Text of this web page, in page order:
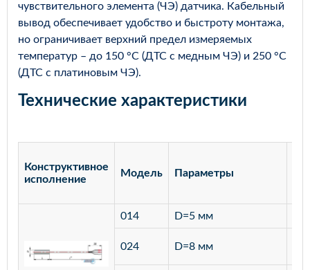
чувствительного элемента (ЧЭ) датчика. Кабельный
вывод обеспечивает удобство и быстроту монтажа,
но ограничивает верхний предел измеряемых
температур – до 150 °С (ДТС с медным ЧЭ) и 250 °С
(ДТС с платиновым ЧЭ).
Технические характеристики
Конструктивное
исполнение
Модель Параметры
014 D=5 мм
024 D=8 мм